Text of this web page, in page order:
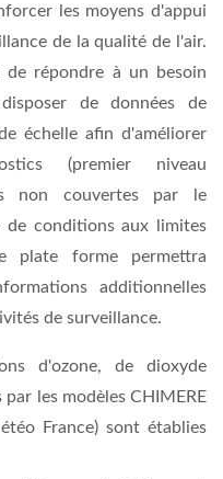
les moyens d'appui
de la qualité de l'air.
répondre à un besoin
de données de
échelle afin d'améliorer
(premier niveau
non couvertes par le
conditions aux limites
plate forme permettra
additionnelles
de surveillance.
d'ozone, de dioxyde
les modèles CHIMERE
France) sont établies